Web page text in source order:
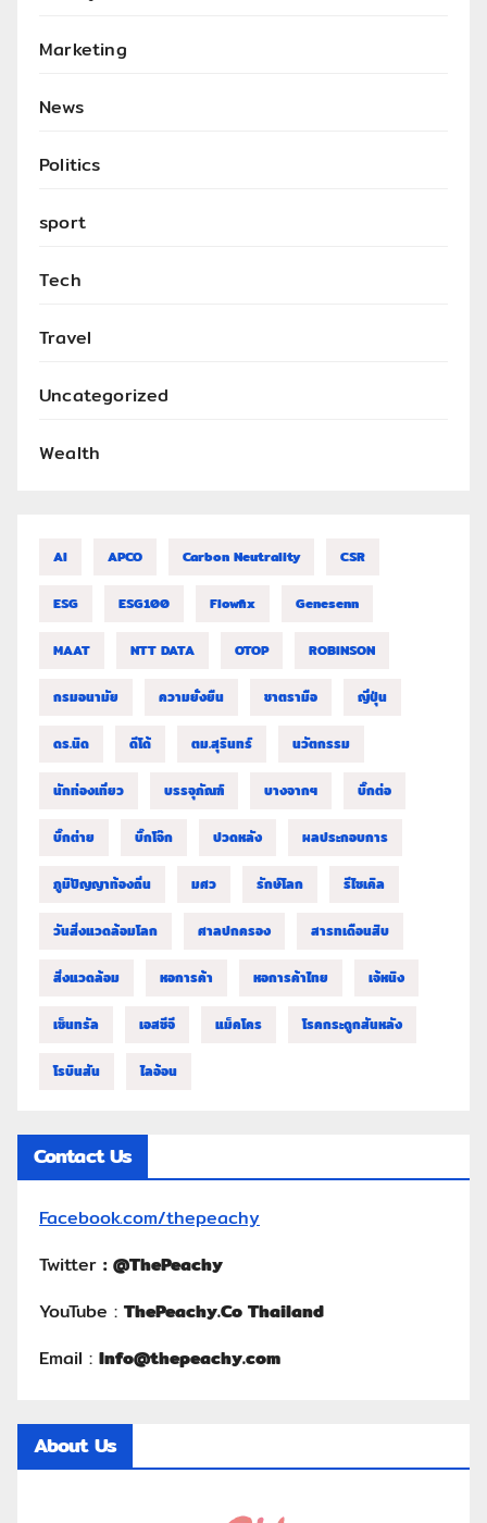
Marketing
News
Politics
sport
Tech
Travel
Uncategorized
Wealth
AI APCO Carbon Neutrality CSR
ESG ESG100 Flowfix Genesenn
MAAT NTT DATA OTOP ROBINSON
กรมอนามัย ความยั่งยืน ชาตรามือ ญี่ปุ่น
ดร.นิด ดีโด้ ตม.สุรินทร์ นวัตกรรม
นักท่องเที่ยว บรรจุภัณฑ์ บางจากฯ บิ๊กต่อ
บิ๊กต่าย บิ๊กโจ๊ก ปวดหลัง ผลประกอบการ
ภูมิปัญญาท้องถิ่น มศว รักษ์โลก รีไซเคิล
วันสิ่งแวดล้อมโลก ศาลปกครอง สารทเดือนสิบ
สิ่งแวดล้อม หอการค้า หอการค้าไทย เจ้หนิง
เซ็นทรัล เอสซีจี แม็คโคร โรคกระดูกสันหลัง
โรบินสัน ไลอ้อน
Contact Us
Facebook.com/thepeachy
Twitter : @ThePeachy
YouTube : ThePeachy.Co Thailand
Email : Info@thepeachy.com
About Us